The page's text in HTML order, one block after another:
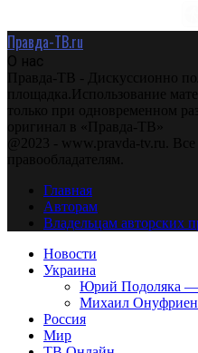
Правда-ТВ.ru
О нас
Правда-ТВ - Дискуссионно
площадка.Использование
только при одновременном
оригинал в «Правда-ТВ»
@2023 - www.pravda-tv.ru.
правообладателям.
Главная
Авторам
Владельцам авторских
Новости
Украина
Юрий Подоляка
Михаил
Россия
Мир